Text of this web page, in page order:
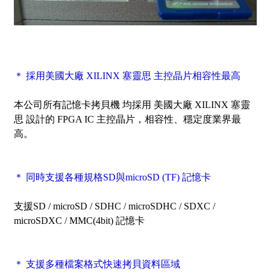
＊ 採用美國大廠 XILINX 塞靈思 主控晶片相容性最高
本公司所有記憶卡拷貝機 均採用 美國大廠 XILINX 塞靈
思 設計的 FPGA IC 主控晶片，相容性、穩定度業界最
高。
＊ 同時支援各種規格SD與microSD (TF) 記憶卡
支援SD / microSD / SDHC / microSDHC / SDXC /
microSDXC / MMC(4bit) 記憶卡
＊ 支援多種檔案格式快速拷貝資料區域